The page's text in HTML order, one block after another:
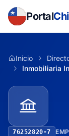
Portal
Inicio
Inmobiliaria
76252820-7